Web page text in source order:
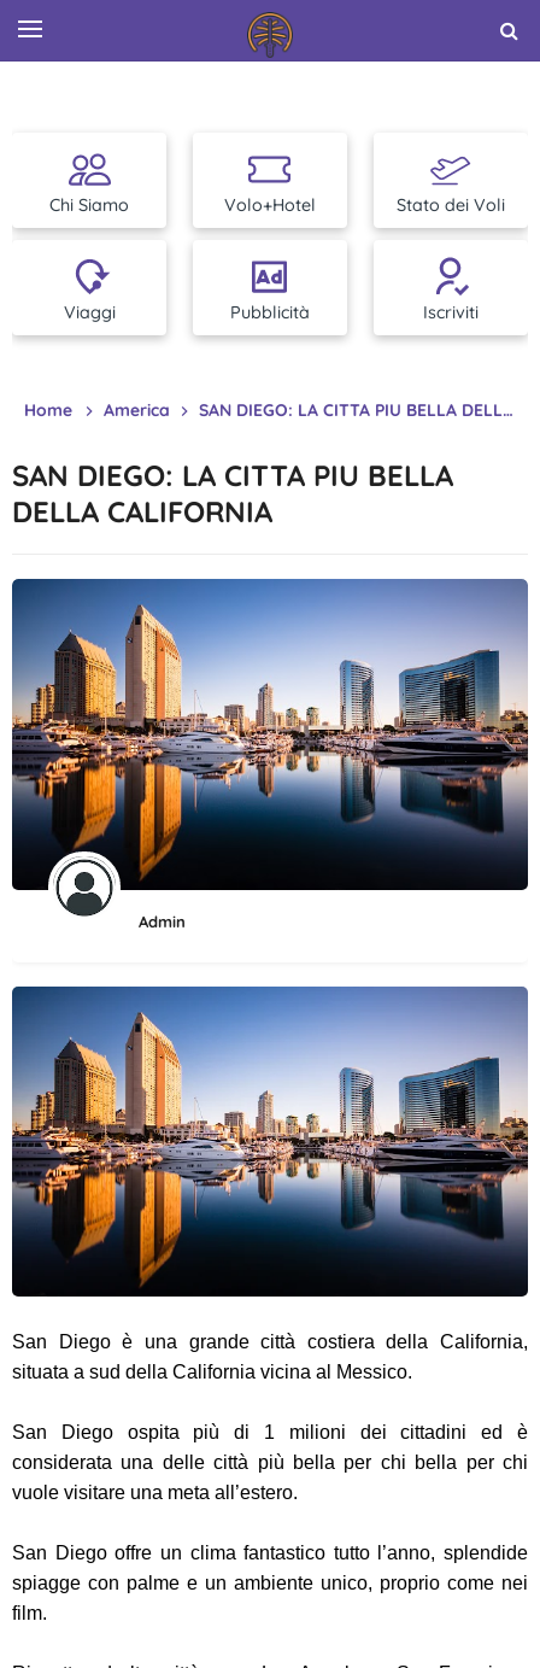
Chi Siamo Volo+Hotel Stato dei Voli
Viaggi Pubblicità Iscriviti
Home America SAN DIEGO: LA CITTA PIU BELLA DELLA CALIFORNIA
SAN DIEGO: LA CITTA PIU BELLA
DELLA CALIFORNIA
Admin
San Diego è una grande città costiera della California,
situata a sud della California vicina al Messico.
San Diego ospita più di 1 milioni dei cittadini ed è
considerata una delle città più bella per chi bella per chi
vuole visitare una meta all’estero.
San Diego offre un clima fantastico tutto l’anno, splendide
spiagge con palme e un ambiente unico, proprio come nei
film.